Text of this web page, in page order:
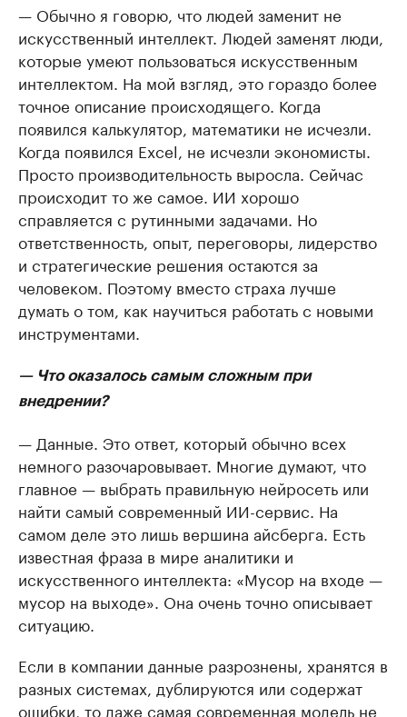
— Обычно я говорю, что людей заменит не
искусственный интеллект. Людей заменят люди,
которые умеют пользоваться искусственным
интеллектом. На мой взгляд, это гораздо более
точное описание происходящего. Когда
появился калькулятор, математики не исчезли.
Когда появился Excel, не исчезли экономисты.
Просто производительность выросла. Сейчас
происходит то же самое. ИИ хорошо
справляется с рутинными задачами. Но
ответственность, опыт, переговоры, лидерство
и стратегические решения остаются за
человеком. Поэтому вместо страха лучше
думать о том, как научиться работать с новыми
инструментами.
— Что оказалось самым сложным при
внедрении?
— Данные. Это ответ, который обычно всех
немного разочаровывает. Многие думают, что
главное — выбрать правильную нейросеть или
найти самый современный ИИ-сервис. На
самом деле это лишь вершина айсберга. Есть
известная фраза в мире аналитики и
искусственного интеллекта: «Мусор на входе —
мусор на выходе». Она очень точно описывает
ситуацию.
Если в компании данные разрознены, хранятся в
разных системах, дублируются или содержат
ошибки, то даже самая современная модель не